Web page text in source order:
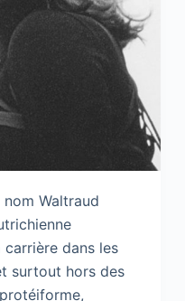
Waltraud
dans les
surtout hors des